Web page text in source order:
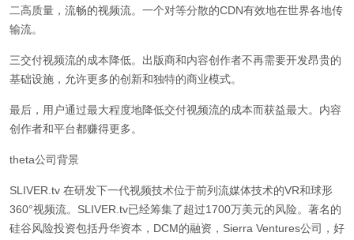
二高质量，流畅的视频流。一个对等分散的CDN有效地在世界各地传
输流。
三交付视频流的成本降低。出版商和内容创作者不再需要开发昂贵的
基础设施，允许更多的创新和独特的商业模式。
最后，用户通过最大程度地降低交付视频流的成本而获益最大。内容
创作者和平台都赚得更多。
theta公司背景
SLIVER.tv 在研发下一代视频技术位于前列流媒体技术的VR和球形
360°视频流。SLIVER.tv已经筹集了超过1700万美元的风险。著名的
硅谷风险投资包括丹华资本，DCM的融资，Sierra Ventures公司，好